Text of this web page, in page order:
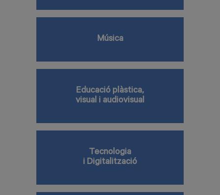
Música
Educació plàstica,
visual i audiovisual
Tecnologia
i Digitalització